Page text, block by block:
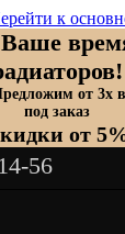
к
от 3х
под заказ
от
56